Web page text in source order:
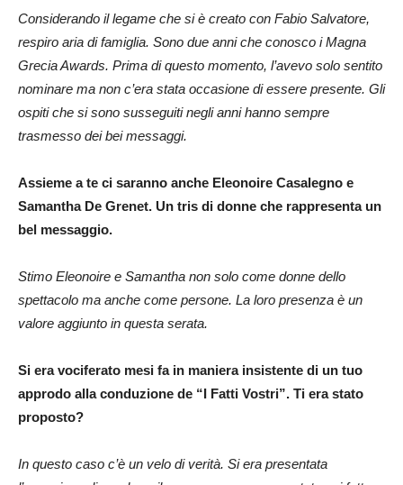
Considerando il legame che si è creato con Fabio Salvatore,
respiro aria di famiglia. Sono due anni che conosco i Magna
Grecia Awards. Prima di questo momento, l’avevo solo sentito
nominare ma non c’era stata occasione di essere presente. Gli
ospiti che si sono susseguiti negli anni hanno sempre
trasmesso dei bei messaggi.
Assieme a te ci saranno anche Eleonoire Casalegno e
Samantha De Grenet. Un tris di donne che rappresenta un
bel messaggio.
Stimo Eleonoire e Samantha non solo come donne dello
spettacolo ma anche come persone. La loro presenza è un
valore aggiunto in questa serata.
Si era vociferato mesi fa in maniera insistente di un tuo
approdo alla conduzione de “I Fatti Vostri”. Ti era stato
proposto?
In questo caso c’è un velo di verità. Si era presentata